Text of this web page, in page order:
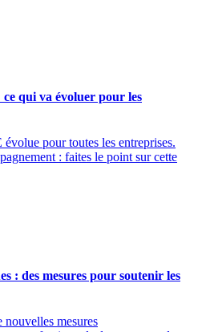
qui va évoluer pour les
pour toutes les entreprises.
: faites le point sur cette
: des mesures pour soutenir les
mesures